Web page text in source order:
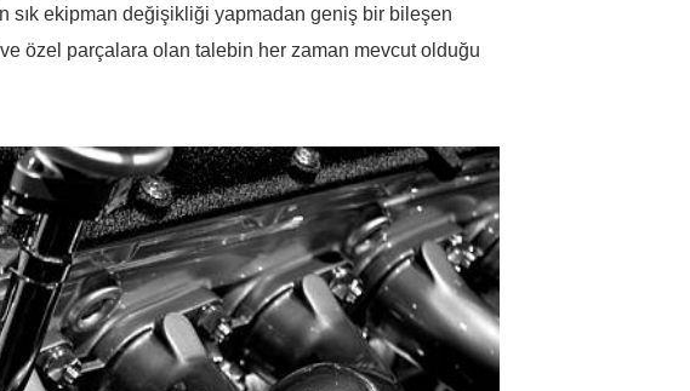
sık ekipman değişikliği yapmadan geniş bir bileşen
özel parçalara olan talebin her zaman mevcut olduğu